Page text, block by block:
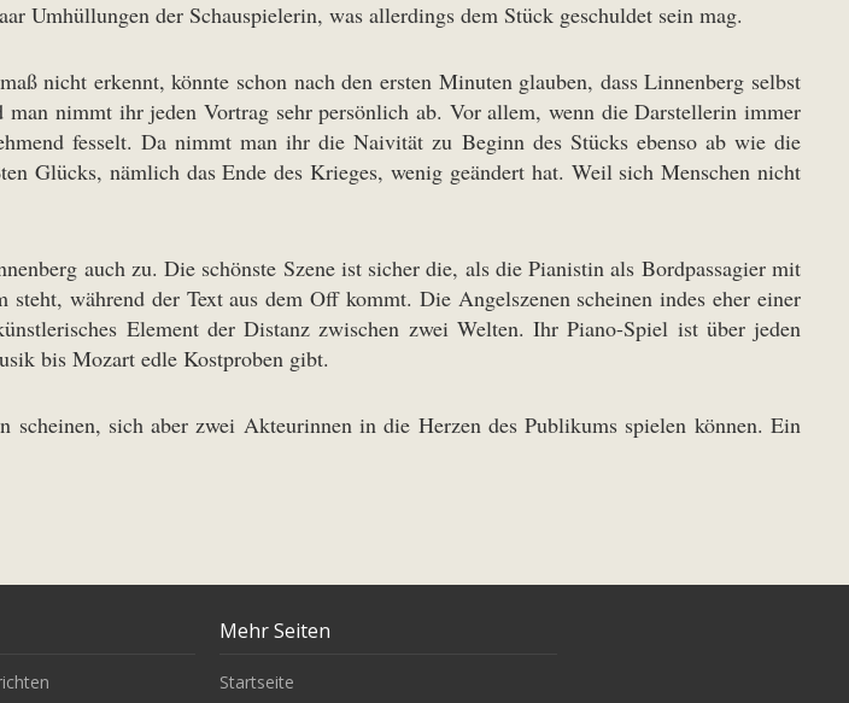
Umhüllungen der Schauspielerin, was allerdings dem Stück geschuldet sein mag.
nicht erkennt, könnte schon nach den ersten Minuten glauben, dass Linnenberg selbst
nimmt ihr jeden Vortrag sehr persönlich ab. Vor allem, wenn die Darstellerin immer
fesselt. Da nimmt man ihr die Naivität zu Beginn des Stücks ebenso ab wie die
Glücks, nämlich das Ende des Krieges, wenig geändert hat. Weil sich Menschen nicht
auch zu. Die schönste Szene ist sicher die, als die Pianistin als Bordpassagier mit
während der Text aus dem Off kommt. Die Angelszenen scheinen indes eher einer
Element der Distanz zwischen zwei Welten. Ihr Piano-Spiel ist über jeden
bis Mozart edle Kostproben gibt.
sich aber zwei Akteurinnen in die Herzen des Publikums spielen können. Ein
Mehr Seiten
Startseite